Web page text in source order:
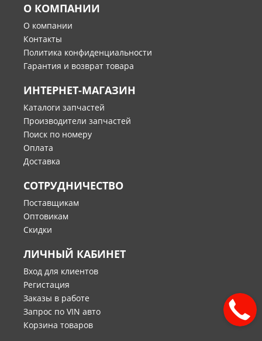
О КОМПАНИИ
О компании
Контакты
Политика конфиденциальности
Гарантия и возврат товара
ИНТЕРНЕТ-МАГАЗИН
Каталоги запчастей
Производители запчастей
Поиск по номеру
Оплата
Доставка
СОТРУДНИЧЕСТВО
Поставщикам
Оптовикам
Скидки
ЛИЧНЫЙ КАБИНЕТ
Вход для клиентов
Регистация
Заказы в работе
Запрос по VIN авто
Корзина товаров